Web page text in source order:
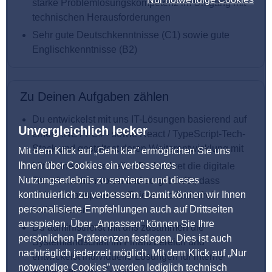
Unvergleichlich lecker
Mit dem Klick auf „Geht klar” ermöglichen Sie uns
Ihnen über Cookies ein verbessertes
Nutzungserlebnis zu servieren und dieses
kontinuierlich zu verbessern. Damit können wir Ihnen
personalisierte Empfehlungen auch auf Drittseiten
ausspielen. Über „Anpassen” können Sie Ihre
persönlichen Präferenzen festlegen. Dies ist auch
nachträglich jederzeit möglich. Mit dem Klick auf „Nur
notwendige Cookies” werden lediglich technisch
starke Problemlösungskompetenz im Umgang mit
technischen Herausforderungen
Sehr gute Deutschkenntnisse (C1) sowie gute
Englischkenntnisse (B2)
Zu Deinen Aufgaben zählen
Du entwickelst mit uns IT-Lösungen basierend auf
einem .NET / C# - sowie React / TypeScript-Tech-
Stack und gestaltest deren Weiterentwicklung mit
Mit Deinem Code treibst Du konkret die digitale
Transformation voran und sorgst dafür, dass
Abläufe transparent, effizient und fehlerfrei
funktionieren
Du administrierst mit uns zusammen die
Systemlandschaft im Finanzbereich und
entwickelst individuelle Lösungen für interne